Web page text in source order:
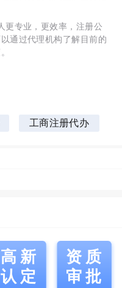
专业，更效率，注册公
通过代理机构了解目前的
工商注册代办
高新
认定
资质
审批